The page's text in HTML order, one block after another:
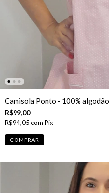
Camisola Ponto - 100% algodão
R$99,00
R$94,05 com Pix
COMPRAR